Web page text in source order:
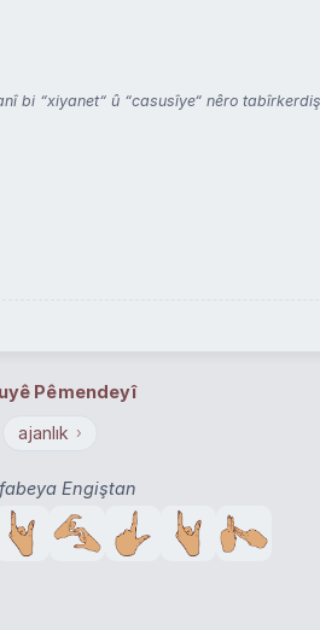
bi “xiyanet“ û “casusîye“ nêro
Pêmendeyî
ajanlık ›
Engiştan